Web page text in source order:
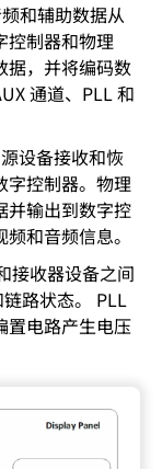
和辅助数据从
控制器和物理
据，并将编码数
通道、PLL 和
设备接收和恢
字控制器。物理
并输出到数字控
和音频信息。
接收器设备之间
路状态。 PLL
置电路产生电压